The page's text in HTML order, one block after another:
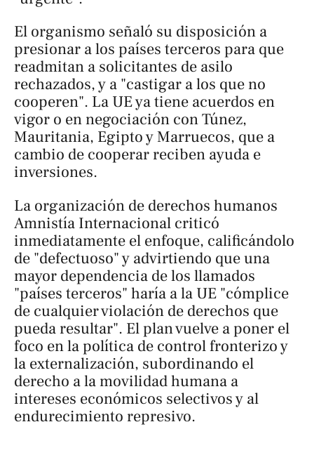
El organismo señaló su disposición a
presionar a los países terceros para que
readmitan a solicitantes de asilo
rechazados, y a "castigar a los que no
cooperen". La UE ya tiene acuerdos en
vigor o en negociación con Túnez,
Mauritania, Egipto y Marruecos, que a
cambio de cooperar reciben ayuda e
inversiones.
La organización de derechos humanos
Amnistía Internacional criticó
inmediatamente el enfoque, calificándolo
de "defectuoso" y advirtiendo que una
mayor dependencia de los llamados
"países terceros" haría a la UE "cómplice
de cualquier violación de derechos que
pueda resultar". El plan vuelve a poner el
foco en la política de control fronterizo y
la externalización, subordinando el
derecho a la movilidad humana a
intereses económicos selectivos y al
endurecimiento represivo.